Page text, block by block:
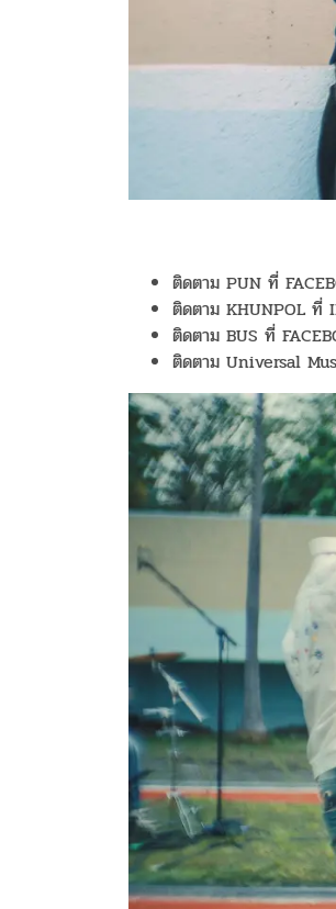
ติดตาม PUN ที่
ติดตาม KHUNPOL ที่
ติดตาม BUS ที่
ติดตาม Universal